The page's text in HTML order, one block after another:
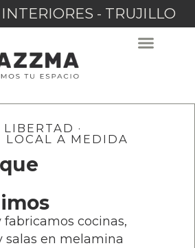
- TRUJILLO
·
LOCAL A MEDIDA
fabricamos cocinas,
salas en melamina